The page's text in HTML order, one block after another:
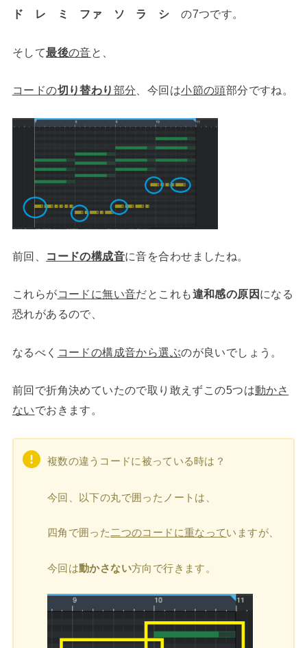
ド レ ミ ファ ソ ラ シ の7つです。
そして最後の音 と、
コードの切り替わり 部分 、今回は小節の頭部分ですね。
前回、 コードの構成音に音を合わせましたね。
これらがコードに無い音だとこれも違和感の原因 になる
恐れがあるので、
なるべく コードの構成音から選ぶのが良いでしょう。
前回で折角決めていたので取り敢えずこの5つは動かさ
ないでおきます。
複数の違うコードに被っている時は？
今回、以下の丸で囲ったノートは、
四角で囲った 二つのコードに重なっていますが、
今回は動かさない方向で行きます。